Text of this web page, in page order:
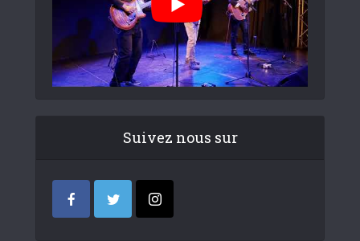
Suivez nous sur